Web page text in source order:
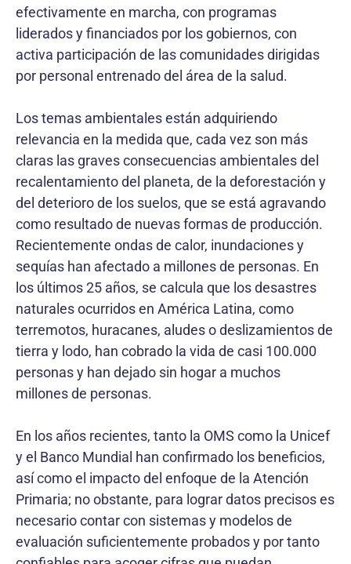
efectivamente en marcha, con programas
liderados y financiados por los gobiernos, con
activa participación de las comunidades dirigidas
por personal entrenado del área de la salud.
Los temas ambientales están adquiriendo
relevancia en la medida que, cada vez son más
claras las graves consecuencias ambientales del
recalentamiento del planeta, de la deforestación y
del deterioro de los suelos, que se está agravando
como resultado de nuevas formas de producción.
Recientemente ondas de calor, inundaciones y
sequías han afectado a millones de personas. En
los últimos 25 años, se calcula que los desastres
naturales ocurridos en América Latina, como
terremotos, huracanes, aludes o deslizamientos de
tierra y lodo, han cobrado la vida de casi 100.000
personas y han dejado sin hogar a muchos
millones de personas.
En los años recientes, tanto la OMS como la Unicef
y el Banco Mundial han confirmado los beneficios,
así como el impacto del enfoque de la Atención
Primaria; no obstante, para lograr datos precisos es
necesario contar con sistemas y modelos de
evaluación suficientemente probados y por tanto